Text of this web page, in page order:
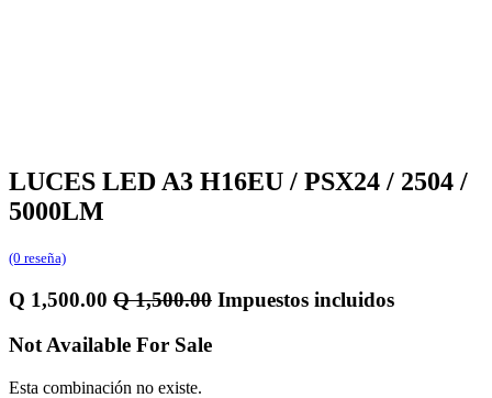
LUCES LED A3 H16EU / PSX24 / 2504 /
5000LM
(0 reseña)
Q 1,500.00 Q1,500.00 Impuestos incluidos
Not Available For Sale
Esta combinación no existe.